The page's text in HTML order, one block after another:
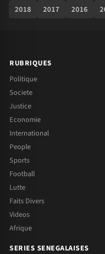
2018
2017 2016
RUBRIQUES
Politique
Societe
Justice
Economie
International
People
Sports
Football
Lutte
Faits Divers
Videos
Afrique
SERIES SENEGALAISES